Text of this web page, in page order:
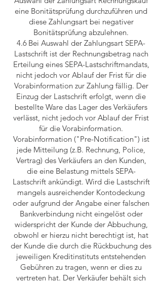
eine Bonitätsprüfung durchzuführen und
diese Zahlungsart bei negativer
Bonitätsprüfung abzulehnen.
4.6 Bei Auswahl der Zahlungsart SEPA-
Lastschrift ist der Rechnungsbetrag nach
Erteilung eines SEPA-Lastschriftmandats,
nicht jedoch vor Ablauf der Frist für die
Vorabinformation zur Zahlung fällig. Der
Einzug der Lastschrift erfolgt, wenn die
bestellte Ware das Lager des Verkäufers
verlässt, nicht jedoch vor Ablauf der Frist
für die Vorabinformation.
Vorabinformation ("Pre-Notification") ist
jede Mitteilung (z.B. Rechnung, Police,
Vertrag) des Verkäufers an den Kunden,
die eine Belastung mittels SEPA-
Lastschrift ankündigt. Wird die Lastschrift
mangels ausreichender Kontodeckung
oder aufgrund der Angabe einer falschen
Bankverbindung nicht eingelöst oder
widerspricht der Kunde der Abbuchung,
obwohl er hierzu nicht berechtigt ist, hat
der Kunde die durch die Rückbuchung des
jeweiligen Kreditinstituts entstehenden
Gebühren zu tragen, wenn er dies zu
vertreten hat. Der Verkäufer behält sich